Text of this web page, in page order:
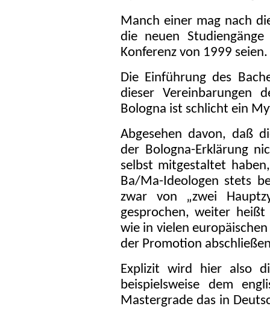
Manch einer mag nach
die neuen
Konferenz von 1999 seien.
Die Einführung des
dieser Vereinbarungen
Bologna ist schlicht ein
Abgesehen davon, daß
der Bologna-Erklärung
selbst mitgestaltet
Ba/Ma-Ideologen stets
zwar von „zwei
gesprochen, weiter
wie in vielen
der Promotion
Explizit wird hier also
beispielsweise dem
Mastergrade das in